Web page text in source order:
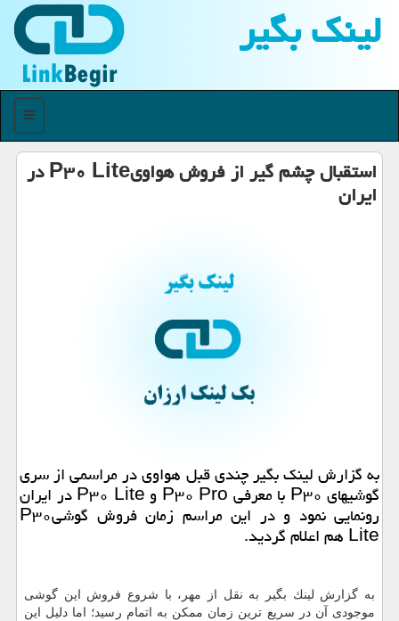
لینك بگیر
منو
استقبال چشم گیر از فروش هواویP۳۰ Lite در
ایران
به گزارش لینك بگیر چندی قبل هواوی در مراسمی از سری
گوشیهای P۳۰ با معرفی P۳۰ Pro و P۳۰ Lite در ایران
رونمایی نمود و در این مراسم زمان فروش گوشیP۳۰
Lite هم اعلام گردید.
به گزارش لینك بگیر به نقل از مهر، با شروع فروش این گوشی
موجودی آن در سریع ترین زمان ممكن به اتمام رسید؛ اما دلیل این